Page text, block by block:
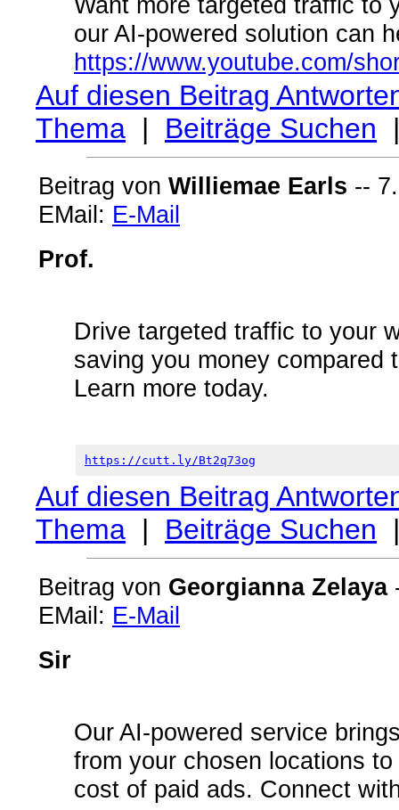
our AI-powered solution can
https://www.youtube.com/
Auf diesen Beitrag
Thema | Beiträge Suchen
Beitrag von Williemae Earls --
EMail: E-Mail
Prof.
Drive targeted traffic to your
saving you money compared
Learn more today.
https://cutt.ly/Bt2q73og
Auf diesen Beitrag
Thema | Beiträge Suchen
Beitrag von Georgianna Zelaya
EMail: E-Mail
Sir
Our AI-powered service
from your chosen locations
cost of paid ads. Connect